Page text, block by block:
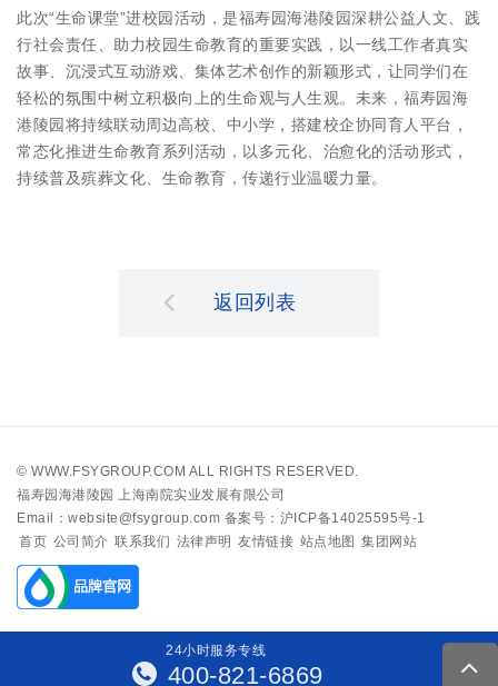
此次“生命课堂”进校园活动，是福寿园海港陵园深耕公益人文、践
行社会责任、助力校园生命教育的重要实践，以一线工作者真实
故事、沉浸式互动游戏、集体艺术创作的新颖形式，让同学们在
轻松的氛围中树立积极向上的生命观与人生观。未来，福寿园海
港陵园将持续联动周边高校、中小学，搭建校企协同育人平台，
常态化推进生命教育系列活动，以多元化、治愈化的活动形式，
持续普及殡葬文化、生命教育，传递行业温暖力量。
返回列表
© WWW.FSYGROUP.COM ALL RIGHTS RESERVED.
福寿园海港陵园 上海南院实业发展有限公司
Email：website@fsygroup.com 备案号：沪ICP备14025595号-1
首页 公司简介 联系我们 法律声明 友情链接 站点地图 集团网站
24小时服务专线
400-821-6869